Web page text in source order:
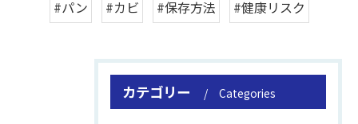
#パン #カビ #保存方法 #健康リスク
カテゴリー Categories